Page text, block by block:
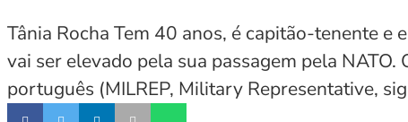
Tânia Rocha Tem 40 anos, é capitão-tenente
vai ser elevado pela sua passagem pela
português (MILREP, Military Representative,